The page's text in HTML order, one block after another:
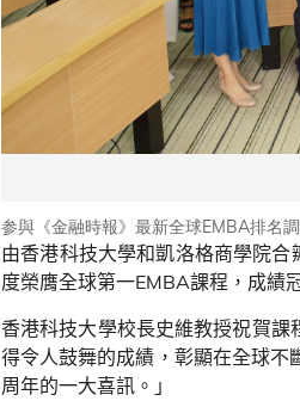
参與《金融時報》最新全球EMBA排名
由香港科技大學和凱洛格商學院
度榮膺全球第一EMBA課程，成績
香港科技大學校長史維教授祝賀
得令人鼓舞的成績，彰顯在全球不
周年的一大喜訊。」